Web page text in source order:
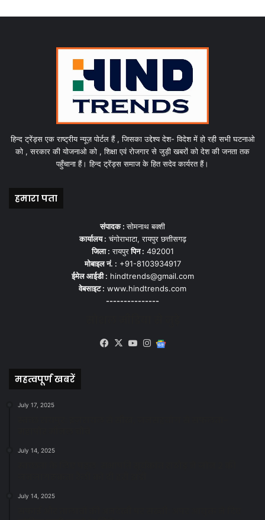
हिन्द ट्रेंड्स एक राष्ट्रीय न्यूज़ पोर्टल हैं , जिसका उद्देश्य देश- विदेश में हो रही सभी घटनाओ
को , सरकार की योजनाओ को , शिक्षा एवं रोजगार से जुड़ी खबरों को देश की जनता तक
पहुँचाना हैं। हिन्द ट्रेंड्स समाज के हित सदेव कार्यरत हैं।
हमारा पता
संपादक :सोमनाथ बक्शी
कार्यालय : चंगोराभाटा, रायपुर छत्तीसगढ़
जिला : रायपुरपिन : 492001
मोबाइल नं. : +91-8103934917
ईमेल आईडी : hindtrends@gmail.com
वेबसाइट : www.hindtrends.com
---------------
Facebook
X YouTubeInstagram
महत्वपूर्ण खबरें
July 17, 2025
July 14, 2025
July 14, 2025